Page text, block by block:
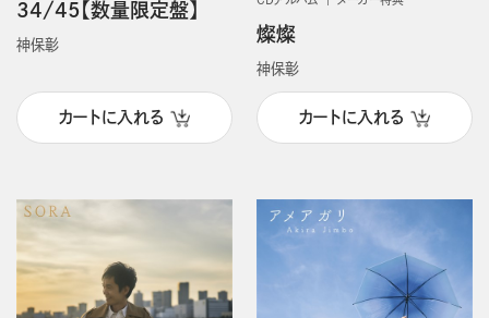
34/45【数量限定盤】
神保彰
カートに入れる
燦燦
神保彰
カートに入れる